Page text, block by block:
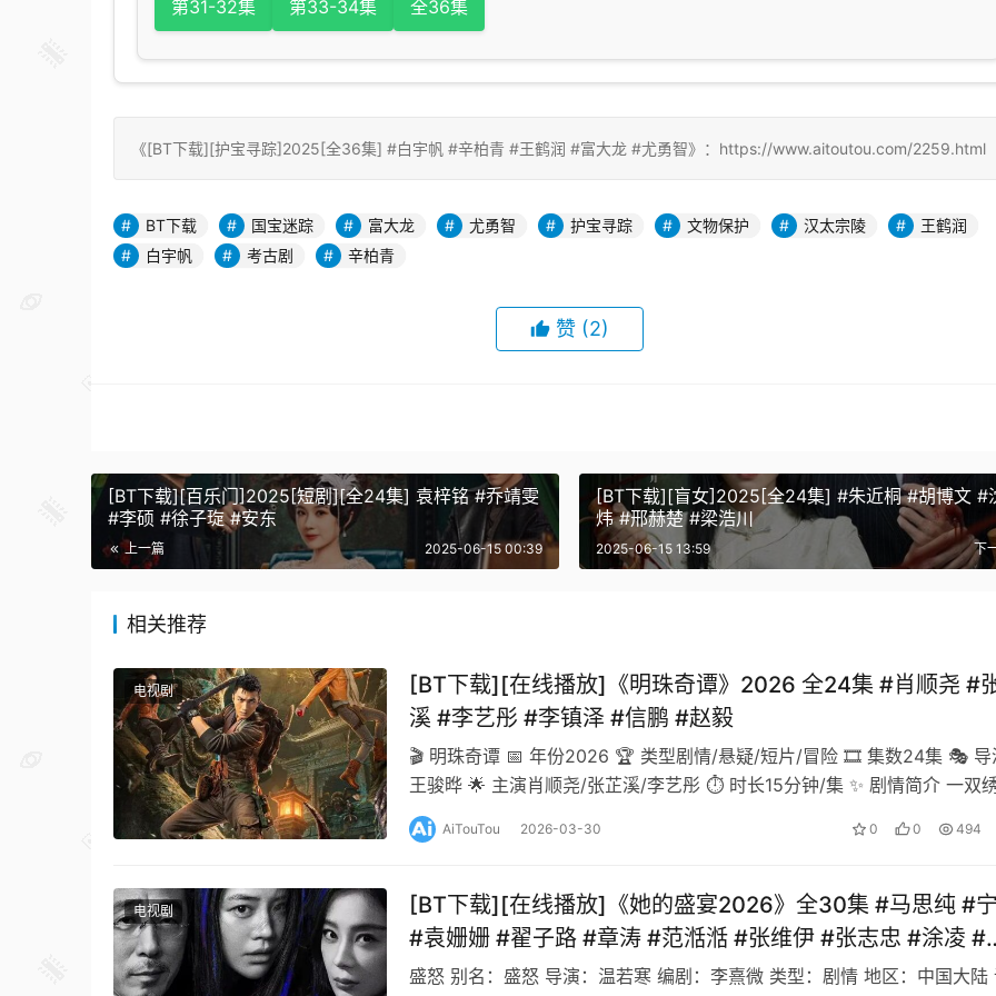
第31-32集 第33-34集 全36集
《[BT下载][护宝寻踪]2025[全36集] #白宇帆 #辛柏青 #王鹤润 #富大龙 #尤勇智》：https://www.aitoutou.com/2259.html
BT下载 国宝迷踪 富大龙 尤勇智 护宝寻踪 文物保护 汉太宗陵
王鹤润
白宇帆
考古剧 辛柏青
赞 (2)
[BT下载][百乐门]2025[短剧][全24集] 袁梓铭 #乔靖雯
#李硕 #徐子琁 #安东
上一篇 2025-06-15 00:39
[BT下载][盲女]2025[全24集] #朱近桐 #胡博文 #
炜 #邢赫楚 #梁浩川
下
2025-06-15 13:59
相关推荐
电视剧
[BT下载][在线播放]《明珠奇谭》2026 全24集 #肖顺尧 #
溪 #李艺彤 #李镇泽 #信鹏 #赵毅
🎬 明珠奇谭 📅 年份2026 🏆 类型剧情/悬疑/短片/冒险 🎞️ 集数24集 🎭 导
王骏晔 🌟 主演肖顺尧/张芷溪/李艺彤 ⏱️ 时长15分钟/集 ✨ 剧情简介 一双
鞋拉…
AiTouTou 2026-03-30 0 0 494
电视剧
[BT下载][在线播放]《她的盛宴2026》全30集 #马思纯 #
#袁姗姗 #翟子路 #章涛 #范湉湉 #张维伊 #张志忠 #涂凌 #
正斌 #焦钰 #郑则仕 #朱茵 #陈逸恒 #夏力薪 #柳小海 #白
盛怒 别名：盛怒 导演：温若寒 编剧：李熹微 类型：剧情 地区：中国大陆